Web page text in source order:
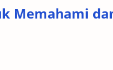
Memahami